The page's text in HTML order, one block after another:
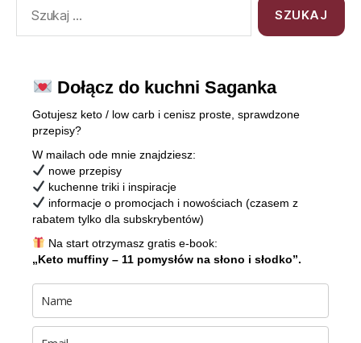
Dołącz do kuchni Saganka
Gotujesz keto / low carb i cenisz proste, sprawdzone
przepisy?
W mailach ode mnie znajdziesz:
nowe przepisy
kuchenne triki i inspiracje
informacje o promocjach i nowościach (czasem z
rabatem tylko dla subskrybentów)
Na start otrzymasz gratis e-book:
„Keto muffiny – 11 pomysłów na słono i słodko”.